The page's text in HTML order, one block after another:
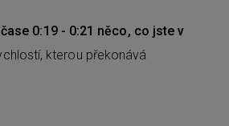
0:19 - 0:21 něco, co jste v
kterou překonává